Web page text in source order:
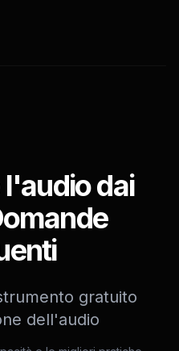
dai
gratuito
dell'audio